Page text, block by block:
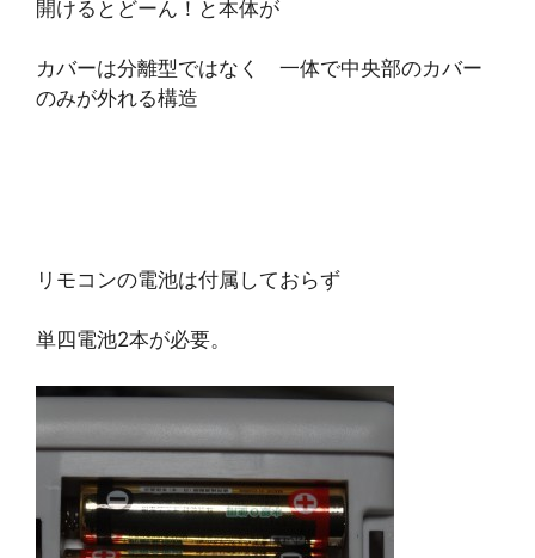
開けるとどーん！と本体が
カバーは分離型ではなく 一体で中央部のカバー
のみが外れる構造
リモコンの電池は付属しておらず
単四電池2本が必要。